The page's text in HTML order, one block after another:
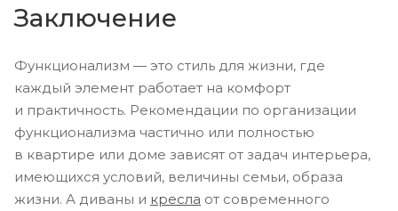
Заключение
Функционализм — это стиль для жизни, где
каждый элемент работает на комфорт
и практичность. Рекомендации по организации
функционализма частично или полностью
в квартире или доме зависят от задач интерьера,
имеющихся условий, величины семьи, образа
жизни. А диваны и кресла от современного